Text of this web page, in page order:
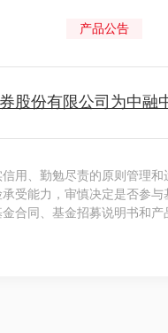
产品公告
股份有限公司为中融
用、勤勉尽责的原则管理
受能力，审慎决定是否参
合同、基金招募说明书和